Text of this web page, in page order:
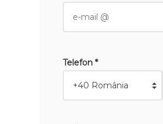
Telefon *